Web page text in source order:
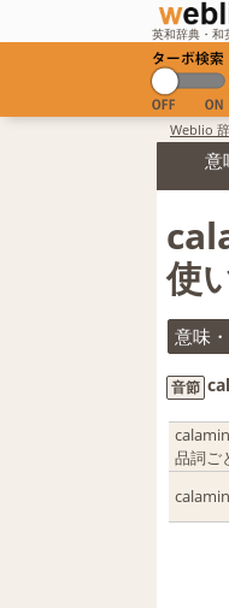
英和辞典・和
Weblio
意
使
意味
音節
品詞ご